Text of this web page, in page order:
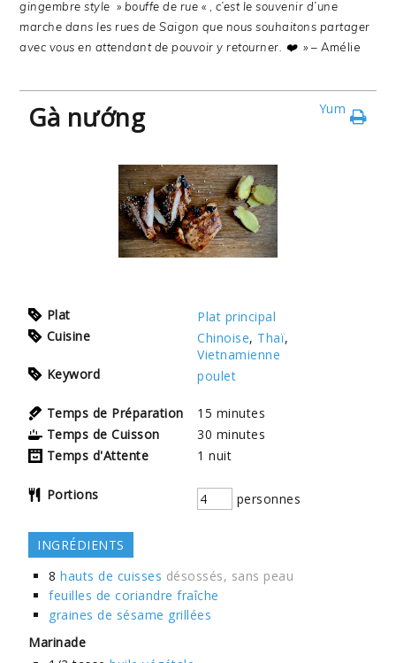
gingembre style » bouffe de rue « , c’est le souvenir d’une
marche dans les rues de Saigon que nous souhaitons partager
avec vous en attendant de pouvoir y retourner. ❤️ »– Amélie
Gà nướng Yum
Plat
Plat principal
Cuisine
Chinoise, Thaï,
Vietnamienne
Keyword
poulet
Temps de Préparation 15 minutes
Temps de Cuisson
30 minutes
Temps d'Attente
1 nuit
Portions personnes
INGRÉDIENTS
8 hauts de cuisses désossés, sans peau
feuilles de coriandre fraîche
graines de sésame grillées
Marinade